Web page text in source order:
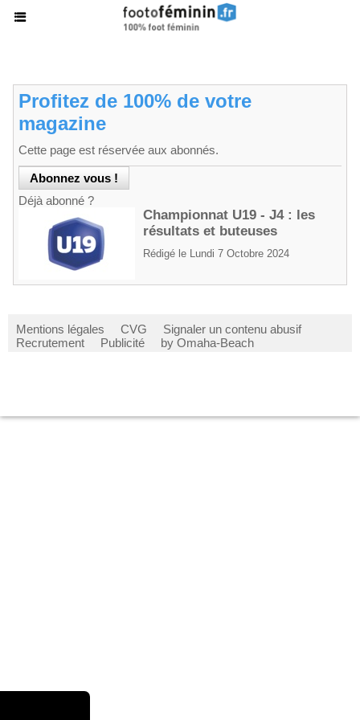
Profitez de 100% de votre
magazine
Cette page est réservée aux abonnés.
Déjà abonné ?
Championnat U19 - J4 : les
résultats et buteuses
Rédigé le Lundi 7 Octobre 2024
Mentions légales CVG
Signaler un contenu abusif
Recrutement
Publicité by Omaha-Beach